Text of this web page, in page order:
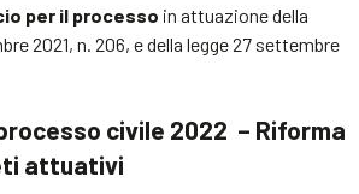
per il processo in attuazione della
2021, n. 206, e della legge 27 settembre
civile 2022 – Riforma
attuativi